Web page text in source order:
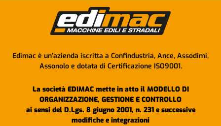
Edimac è un’azienda iscritta a Confindustria, Ance, Assodimi,
Assonolo e dotata di Certificazione ISO9001.
La società EDIMAC mette in atto il MODELLO DI
ORGANIZZAZIONE, GESTIONE E CONTROLLO
ai sensi del D.Lgs. 8 giugno 2001, n. 231 e successive
modifiche e integrazioni